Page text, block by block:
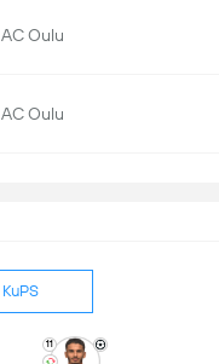
KuPS
11
AC Oulu
AC Oulu